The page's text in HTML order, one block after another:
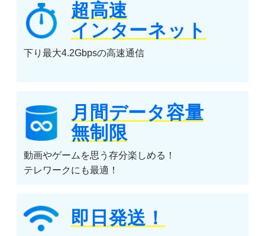
超高速
インターネット
下り最大4.2Gbpsの高速通信
月間データ容量
無制限
動画やゲームを思う存分楽しめる！
テレワークにも最適！
即日発送！